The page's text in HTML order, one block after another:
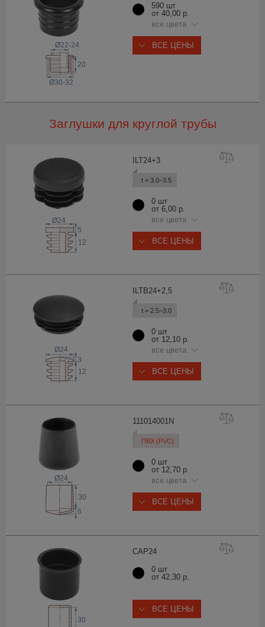
Ø30-32
20
Ø22-24
590 шт
от 40,00 р.
все цвета
ВСЕ ЦЕНЫ
Заглушки для круглой трубы
ILT24+3
t = 3.0−3.5
5
12
Ø24
0 шт
от 6,00 р.
все цвета
ВСЕ ЦЕНЫ
ILTB24+2,5
t = 2.5−3.0
Ø24
12
3
0 шт
от 12,10 р.
все цвета
ВСЕ ЦЕНЫ
111014001N
ПВХ (PVC)
Ø24
30
6
0 шт
от 12,70 р.
все цвета
ВСЕ ЦЕНЫ
CAP24
30
0 шт
от 42,30 р.
ВСЕ ЦЕНЫ